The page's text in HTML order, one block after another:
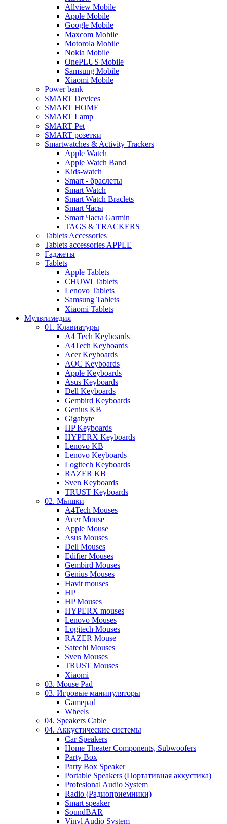
Allview Mobile
Apple Mobile
Google Mobile
Maxcom Mobile
Motorola Mobile
Nokia Mobile
OnePLUS Mobile
Samsung Mobile
Xiaomi Mobile
Power bank
SMART Devices
SMART HOME
SMART Lamp
SMART Pet
SMART розетки
Smartwatches & Activity Trackers
Apple Watch
Apple Watch Band
Kids-watch
Smart - браслеты
Smart Watch
Smart Watch Braclets
Smart Часы
Smart Часы Garmin
TAGS & TRACKERS
Tablets Accessories
Tablets accessories APPLE
Гаджеты
Tablets
Apple Tablets
CHUWI Tablets
Lenovo Tablets
Samsung Tablets
Xiaomi Tablets
Мультимедия
01. Клавиатуры
A4 Tech Keyboards
A4Tech Keyboards
Acer Keyboards
AOC Keyboards
Apple Keyboards
Asus Keyboards
Dell Keyboards
Gembird Keyboards
Genius KB
Gigabyte
HP Keyboards
HYPERX Keyboards
Lenovo KB
Lenovo Keyboards
Logitech Keyboards
RAZER KB
Sven Keyboards
TRUST Keyboards
02. Мышки
A4Tech Mouses
Acer Mouse
Apple Mouse
Asus Mouses
Dell Mouses
Edifier Mouses
Gembird Mouses
Genius Mouses
Havit mouses
HP
HP Mouses
HYPERX mouses
Lenovo Mouses
Logitech Mouses
RAZER Mouse
Satechi Mouses
Sven Mouses
TRUST Mouses
Xiaomi
03. Mouse Pad
03. Игровые манипуляторы
Gamepad
Wheels
04. Speakers Cable
04. Аккустические системы
Car Speakers
Home Theater Components, Subwoofers
Party Box
Party Box Speaker
Portable Speakers (Портативная аккустика)
Profesional Audio System
Radio (Радиоприемники)
Smart speaker
SoundBAR
Vinyl Audio System